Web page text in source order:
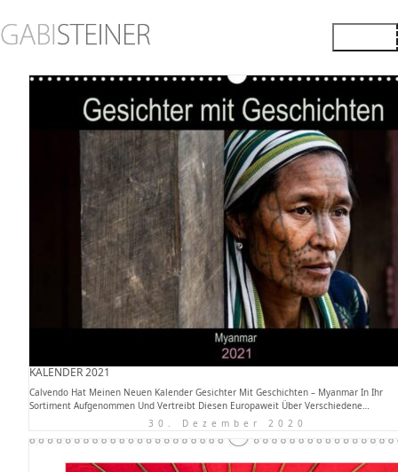
KALENDER 2021
Calvendo Hat Meinen Neuen Kalender Gesichter Mit Geschichten – Myanmar In Ihr
Sortiment Aufgenommen Und Vertreibt Diesen Europaweit Über Verschiedene…
30. Dezember 2020